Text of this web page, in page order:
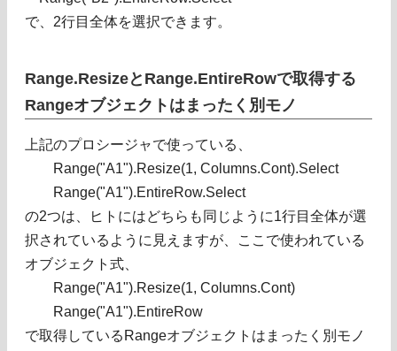
で、2行目全体を選択できます。
Range.ResizeとRange.EntireRowで取得する
Rangeオブジェクトはまったく別モノ
上記のプロシージャで使っている、
Range("A1").Resize(1, Columns.Cont).Select
Range("A1").EntireRow.Select
の2つは、ヒトにはどちらも同じように1行目全体が選
択されているように見えますが、ここで使われている
オブジェクト式、
Range("A1").Resize(1, Columns.Cont)
Range("A1").EntireRow
で取得しているRangeオブジェクトはまったく別モノ